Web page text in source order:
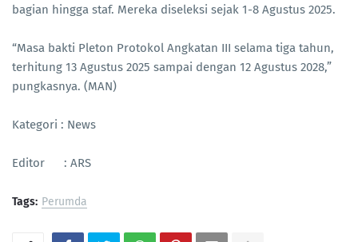
bagian hingga staf. Mereka diseleksi sejak 1-8 Agustus 2025.
“Masa bakti Pleton Protokol Angkatan III selama tiga tahun,
terhitung 13 Agustus 2025 sampai dengan 12 Agustus 2028,”
pungkasnya. (MAN)
Kategori : News
Editor : ARS
Tags: Perumda